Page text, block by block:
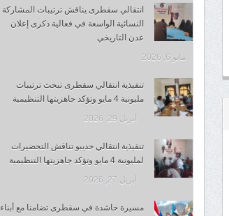
انتقالي سقطرى يناقش ترتيبات المشاركة
النسائية الواسعة في فعالية ذكرى إعلان
عدن التاريخي
مايو 6, 2026
تنفيذية انتقالي سقطرى تبحث ترتيبات
مليونية 4 مايو وتؤكد جاهزيتها التنظيمية
أبريل 29, 2026
تنفيذية انتقالي حديبو تناقش التحضيرات
لمليونية 4 مايو وتؤكد جاهزيتها التنظيمية
أبريل 27, 2026
مسيرة حاشدة في سقطرى تضامنا مع أبناء